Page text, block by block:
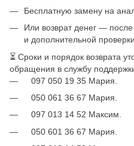
Бесплатную замену на
Или возврат денег —
и дополнительной
⏳ Сроки и порядок возврата
обращения в службу
097 050 19 35 Мария.
050 061 36 67 Мария.
097 013 14 52 Максим.
050 601 36 67 Мария.